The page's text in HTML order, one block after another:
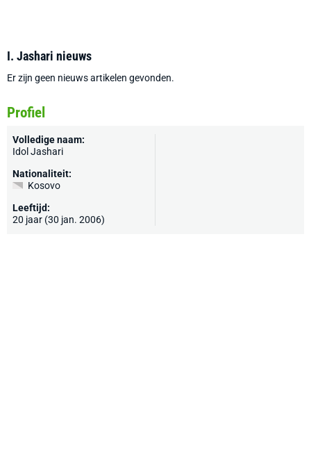
I. Jashari nieuws
Er zijn geen nieuws artikelen gevonden.
Profiel
Volledige naam:
Idol Jashari
Nationaliteit:
Kosovo
Leeftijd:
20 jaar (30 jan. 2006)